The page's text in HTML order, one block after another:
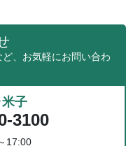
、お気軽にお問い合わ
子
3100
17:00